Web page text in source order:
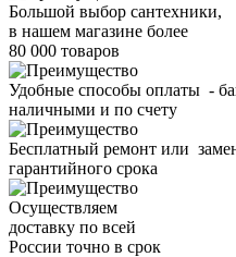
Большой выбор сантехники,
в нашем магазине более
80 000 товаров
Удобные способы оплаты -
наличными и по счету
Бесплатный ремонт или
гарантийного срока
Осуществляем
доставку по всей
России точно в срок